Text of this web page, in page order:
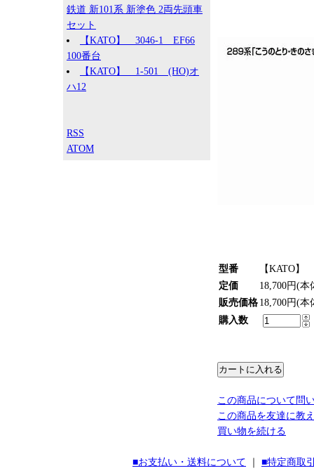
鉄道 新101系 新塗色 2両先頭車
セット
【KATO】 3046-1 EF66
100番台
【KATO】 1-501 (HO)オ
ハ12
RSS
ATOM
型番
【KATO】
定価
18,700円(本
販売価格 18,700円(本
購入数
この商品について問
この商品を友達に教
買い物を続ける
■お支払い・送料について ■特定商取